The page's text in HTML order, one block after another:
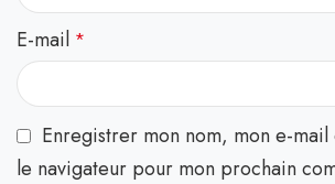
E-mail *
Enregistrer mon nom, mon e-mail
le navigateur pour mon prochain